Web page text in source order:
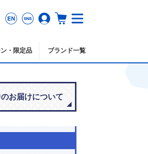
・限定品 ブランド一覧
お届けについて